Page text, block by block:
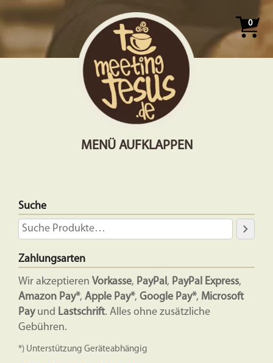
0
MENÜ AUFKLAPPEN
Suche
Zahlungsarten
Wir akzeptieren Vorkasse, PayPal, PayPal Express,
Amazon Pay*, Apple Pay*, Google Pay*, Microsoft
Payund Lastschrift. Alles ohne zusätzliche
Gebühren.
*) Unterstützung Geräteabhängig